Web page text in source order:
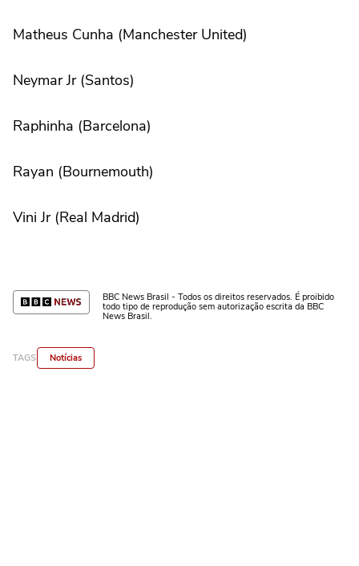
Matheus Cunha (Manchester United)
Neymar Jr (Santos)
Raphinha (Barcelona)
Rayan (Bournemouth)
Vini Jr (Real Madrid)
BBC News Brasil - Todos os direitos reservados. É proibido
todo tipo de reprodução sem autorização escrita da BBC
News Brasil.
TAGS Notícias